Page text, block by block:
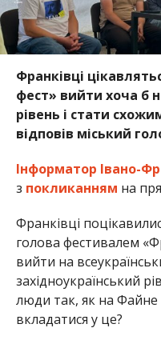
Франківці
фест» вийти хоча б
рівень і стати
відповів міський
Інформатор Івано-
з покликанням на
Франківці
голова фестивалем
вийти на
західноукраїнський
люди так, як на Файне
вкладатися у це?